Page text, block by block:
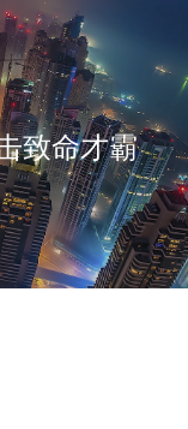
致命才霸